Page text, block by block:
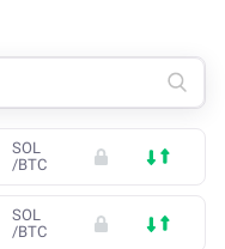
SOL
/BTC
SOL
/BTC